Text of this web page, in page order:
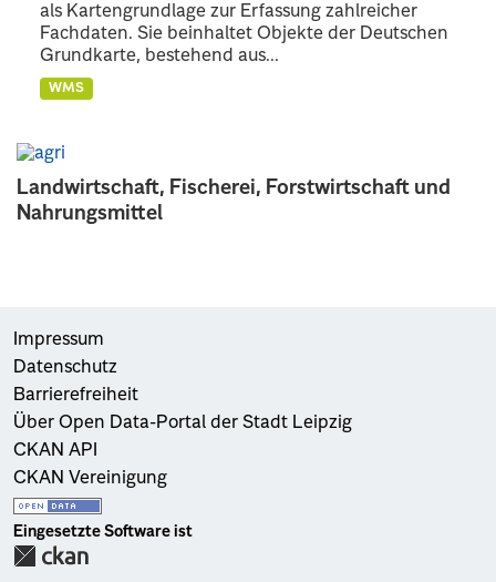
Landwirtschaft, Fischerei, Forstwirtschaft und
Nahrungsmittel
als Kartengrundlage zur Erfassung zahlreicher
Fachdaten. Sie beinhaltet Objekte der Deutschen
Grundkarte, bestehend aus...
WMS
Impressum
Datenschutz
Barrierefreiheit
Über Open Data-Portal der Stadt Leipzig
CKAN API
CKAN Vereinigung
Eingesetzte Software ist